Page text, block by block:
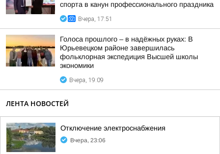
спорта в канун профессионального праздника
Вчера, 17:51
Голоса прошлого – в надёжных руках: В
Юрьевецком районе завершилась
фольклорная экспедиция Высшей школы
экономики
Вчера, 19:09
ЛЕНТА НОВОСТЕЙ
Отключение электроснабжения
Вчера, 23:06